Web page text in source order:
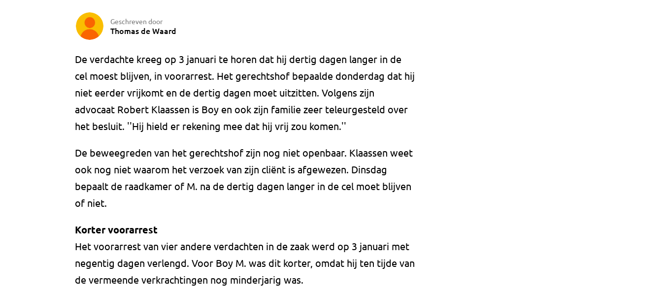
Geschreven door
Thomas de Waard
De verdachte kreeg op 3 januari te horen dat hij dertig dagen langer in de
cel moest blijven, in voorarrest. Het gerechtshof bepaalde donderdag dat hij
niet eerder vrijkomt en de dertig dagen moet uitzitten. Volgens zijn
advocaat Robert Klaassen is Boy en ook zijn familie zeer teleurgesteld over
het besluit. ''Hij hield er rekening mee dat hij vrij zou komen.''
De beweegreden van het gerechtshof zijn nog niet openbaar. Klaassen weet
ook nog niet waarom het verzoek van zijn cliënt is afgewezen. Dinsdag
bepaalt de raadkamer of M. na de dertig dagen langer in de cel moet blijven
of niet.
Korter voorarrest
Het voorarrest van vier andere verdachten in de zaak werd op 3 januari met
negentig dagen verlengd. Voor Boy M. was dit korter, omdat hij ten tijde van
de vermeende verkrachtingen nog minderjarig was.